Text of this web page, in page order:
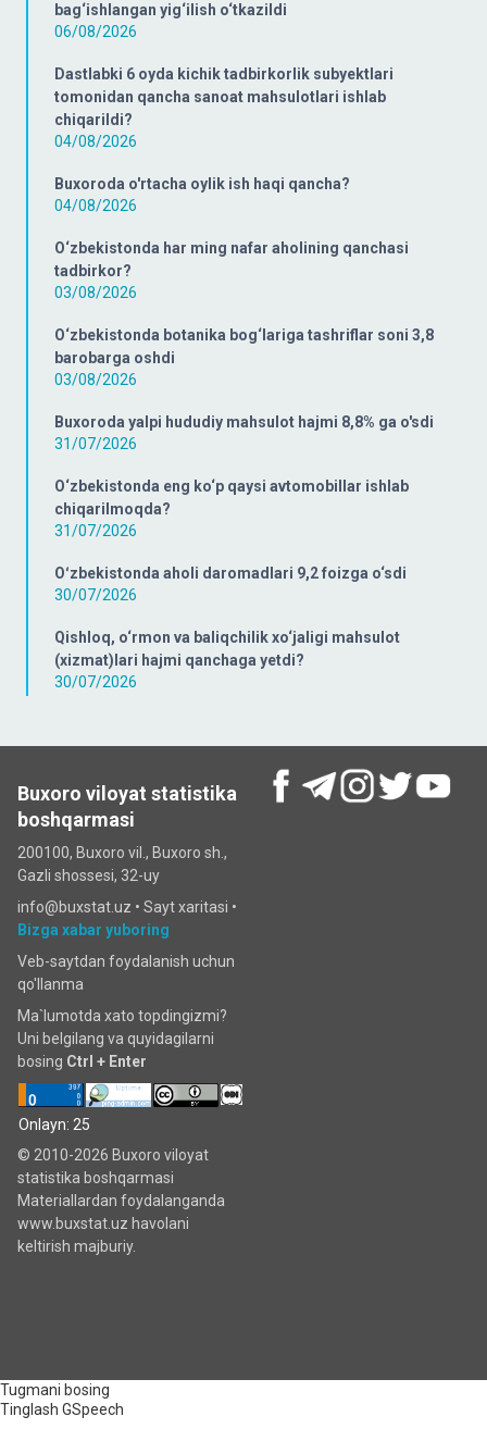
bag‘ishlangan yig‘ilish o‘tkazildi
06/08/2026
Dastlabki 6 oyda kichik tadbirkorlik subyektlari
tomonidan qancha sanoat mahsulotlari ishlab
chiqarildi?
04/08/2026
Buxoroda o'rtacha oylik ish haqi qancha?
04/08/2026
O‘zbekistonda har ming nafar aholining qanchasi
tadbirkor?
03/08/2026
O‘zbekistonda botanika bog‘lariga tashriflar soni 3,8
barobarga oshdi
03/08/2026
Buxoroda yalpi hududiy mahsulot hajmi 8,8% ga o'sdi
31/07/2026
O‘zbekistonda eng ko‘p qaysi avtomobillar ishlab
chiqarilmoqda?
31/07/2026
Oʻzbekistonda aholi daromadlari 9,2 foizga o‘sdi
30/07/2026
Qishloq, o‘rmon va baliqchilik xo‘jaligi mahsulot
(xizmat)lari hajmi qanchaga yetdi?
30/07/2026
Buxoro viloyat statistika
boshqarmasi
200100, Buxoro vil., Buxoro sh.,
Gazli shossesi, 32-uy
info@buxstat.uz • Sayt xaritasi •
Bizga xabar yuboring
Veb-saytdan foydalanish uchun
qo'llanma
Ma`lumotda xato topdingizmi?
Uni belgilang va quyidagilarni
bosing Ctrl + Enter
Onlayn: 25
© 2010-2026 Buxoro viloyat
statistika boshqarmasi
Materiallardan foydalanganda
www.buxstat.uz havolani
keltirish majburiy.
Tugmani bosing
Tinglash GSpeech